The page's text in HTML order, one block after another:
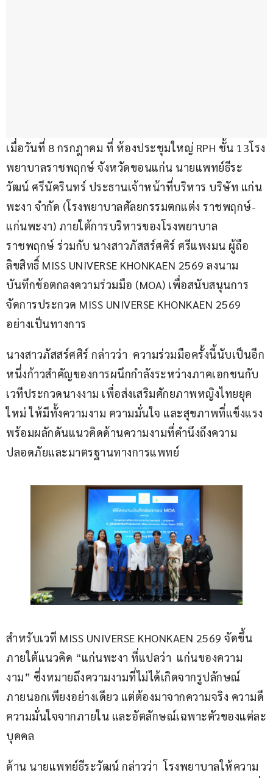
เมื่อวันที่ 8 กรกฎาคม ที่ ห้องประชุมใหญ่ RPH ชั้น 13โรง
พยาบาลราชพฤกษ์ จังหวัดขอนแก่น นายแพทย์ธีระ
วัฒน์ ศรีนัครินทร์ ประธานเจ้าหน้าที่บริหาร บริษัท แก่น
พะงา จำกัด (โรงพยาบาลศัลยกรรมตกแต่ง ราชพฤกษ์-
แก่นพะงา) ภายใต้การบริหารของโรงพยาบาล
ราชพฤกษ์ ร่วมกับ นางสาวภัสสร์ศศิร์ ศรีแพงมน ผู้ถือ
ลิขสิทธิ์ MISS UNIVERSE KHONKAEN 2569 ลงนาม
บันทึกข้อตกลงความร่วมมือ (MOA) เพื่อสนับสนุนการ
จัดการประกวด MISS UNIVERSE KHONKAEN 2569
อย่างเป็นทางการ
นางสาวภัสสร์ศศิร์ กล่าวว่า  ความร่วมมือครั้งนี้นับเป็นอีก
หนึ่งก้าวสำคัญของการผนึกกำลังระหว่างภาคเอกชนกับ
เวทีประกวดนางงาม เพื่อส่งเสริมศักยภาพหญิงไทยยุค
ใหม่ ให้มีทั้งความงาม ความมั่นใจ และสุขภาพที่แข็งแรง
พร้อมผลักดันแนวคิดด้านความงามที่คำนึงถึงความ
ปลอดภัยและมาตรฐานทางการแพทย์
สำหรับเวที MISS UNIVERSE KHONKAEN 2569 จัดขึ้น
ภายใต้แนวคิด “แก่นพะงา ที่แปลว่า  แก่นของความ
งาม” ซึ่งหมายถึงความงามที่ไม่ได้เกิดจากรูปลักษณ์
ภายนอกเพียงอย่างเดียว แต่ต้องมาจากความจริง ความดี
ความมั่นใจจากภายใน และอัตลักษณ์เฉพาะตัวของแต่ละ
บุคคล
ด้าน นายแพทย์ธีระวัฒน์ กล่าวว่า  โรงพยาบาลให้ความ